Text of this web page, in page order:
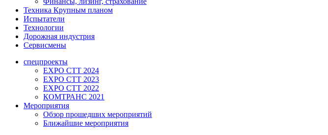
Техника Крупным планом
Испытатели
Технологии
Дорожная индустрия
Сервисмены
спецпроекты
EXPO CTT 2024
EXPO CTT 2023
EXPO CTT 2022
КОМТРАНС 2021
Мероприятия
Обзор прошедших мероприятий
Ближайшие мероприятия